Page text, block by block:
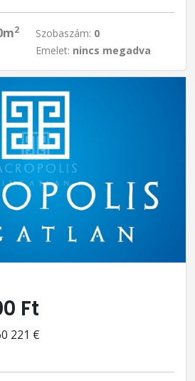
2 Szobaszám: 0
Emelet: nincs megadva
Ft
221 €